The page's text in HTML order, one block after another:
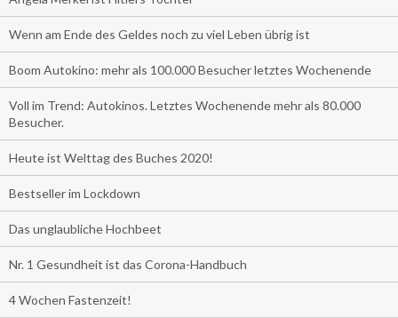
Wenn am Ende des Geldes noch zu viel Leben übrig ist
Boom Autokino: mehr als 100.000 Besucher letztes Wochenende
Voll im Trend: Autokinos. Letztes Wochenende mehr als 80.000
Besucher.
Heute ist Welttag des Buches 2020!
Bestseller im Lockdown
Das unglaubliche Hochbeet
Nr. 1 Gesundheit ist das Corona-Handbuch
4 Wochen Fastenzeit!